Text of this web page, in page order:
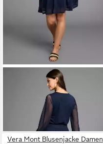
LAURA SCOTTMeshkleid mit
Smok-Einsatz
Vera Mont Blusenjacke Damen